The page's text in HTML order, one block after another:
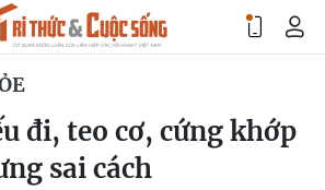
đi, teo cơ, cứng khớp
sai cách